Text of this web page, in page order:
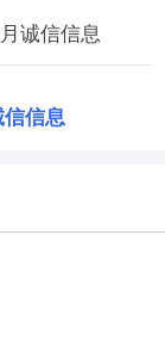
诚信信息
信信息